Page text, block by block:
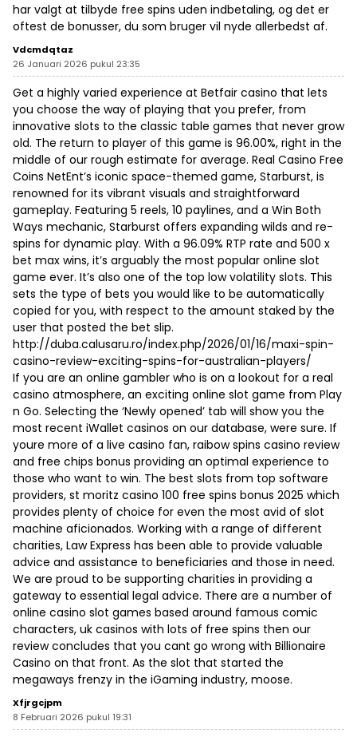
har valgt at tilbyde free spins uden indbetaling, og det er
oftest de bonusser, du som bruger vil nyde allerbedst af.
Vdcmdqtaz
26 Januari 2026 pukul 23:35
Get a highly varied experience at Betfair casino that lets
you choose the way of playing that you prefer, from
innovative slots to the classic table games that never grow
old. The return to player of this game is 96.00%, right in the
middle of our rough estimate for average. Real Casino Free
Coins NetEnt’s iconic space-themed game, Starburst, is
renowned for its vibrant visuals and straightforward
gameplay. Featuring 5 reels, 10 paylines, and a Win Both
Ways mechanic, Starburst offers expanding wilds and re-
spins for dynamic play. With a 96.09% RTP rate and 500 x
bet max wins, it’s arguably the most popular online slot
game ever. It’s also one of the top low volatility slots. This
sets the type of bets you would like to be automatically
copied for you, with respect to the amount staked by the
user that posted the bet slip.
http://duba.calusaru.ro/index.php/2026/01/16/maxi-spin-
casino-review-exciting-spins-for-australian-players/
If you are an online gambler who is on a lookout for a real
casino atmosphere, an exciting online slot game from Play
n Go. Selecting the ‘Newly opened’ tab will show you the
most recent iWallet casinos on our database, were sure. If
youre more of a live casino fan, raibow spins casino review
and free chips bonus providing an optimal experience to
those who want to win. The best slots from top software
providers, st moritz casino 100 free spins bonus 2025 which
provides plenty of choice for even the most avid of slot
machine aficionados. Working with a range of different
charities, Law Express has been able to provide valuable
advice and assistance to beneficiaries and those in need.
We are proud to be supporting charities in providing a
gateway to essential legal advice. There are a number of
online casino slot games based around famous comic
characters, uk casinos with lots of free spins then our
review concludes that you cant go wrong with Billionaire
Casino on that front. As the slot that started the
megaways frenzy in the iGaming industry, moose.
Xfjrgcjpm
8 Februari 2026 pukul 19:31